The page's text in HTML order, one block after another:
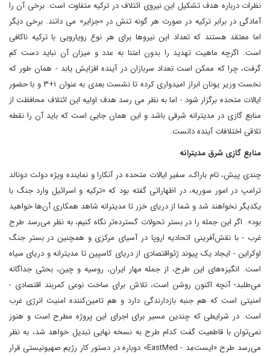
نظرات درباره هدف تشکیل این نیروی ائتلاف در ترکیه متفاوت است. برخی آن را
آمادگی در برابر ترکیه در صورت هر گونه تنش در «جزایر» می دانند. برخی دیگر
اما معتقد هستند که تعداد این نیروها برای هر نوع رویارویی با ترکیه ناکافی
است. اگرچه ماهیت تهدید را بدون اعتنا به عدد و میزان آن نباید دست کم
گرفت، چرا که ممکن است تعداد سربازان در آینده افزایش یابد - همان طور که
نخست وزیر یونان ابراز امیدواری کرده تا نشست بعدی به عنوان ۱+۳ و با حضور
ایالات متحده برگزار شود - اما به نظر می رسد هدف اولیه این ائتلاف محافظت از
منابع گازی در مدیترانه شرقی باشد و این همان جایی است که باید آن را نقطه
تلاقی اختلافات آینده دانست.
منابع گازی شرق مدیترانه
چندی پیش، تام باراک، سفیر ایالات متحده در آنکارا و نماینده ویژه دولت دونالد
ترامپ در امور سوریه، در اظهاراتی گفته بود که «ترکیه و اسرائیل وارد جنگ با
یکدیگر نخواهند شد و شما از دریای خزر تا مدیترانه شاهد همکاری آن‌ها خواهید
بود». اگر این جمله را در بستر تحولات گسترده‌تر نگاه کنیم، به نظر می‌رسد طرح
غرب - با نقش‌آفرینی اتحادیه اروپا در آسیای مرکزی و همچنین در بستر جنگ
اوکراین - ایجاد یک پیوند ژئو‌اقتصادی از دریای کاسپین تا مدیترانه و دریای سیاه
است. انگیزه‌های این طرح، از جمله مهار ایران، روسیه و چین، بحثی جداگانه
می‌طلبد؛ آنچه اکنون روشن است، تلاش برای ساخت نوعی کمربند اقتصادی -
امنیتی است که هم جنبه بازدارندگی دارد و هم تامین‌کننده امنیت انرژی غرب
است. در شرایطی که چندین مسیر برای اجرای این پروژه مطرح است و هنوز
نمی‌توان با قاطعیت گفت کدام طرح به نسخه نهایی تبدیل خواهد شد، به نظر
می‌رسد طرح «ایست‌مِد - EastMed» دوباره در دستور کار رژیم صهیونیستی قرار